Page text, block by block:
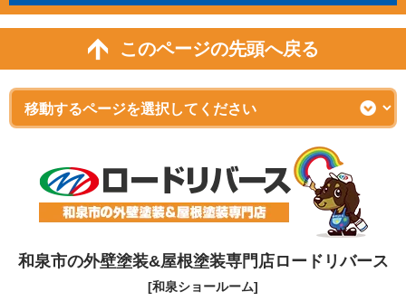
このページの先頭へ戻る
和泉市の外壁塗装&屋根塗装専門店ロードリバース
[和泉ショールーム]